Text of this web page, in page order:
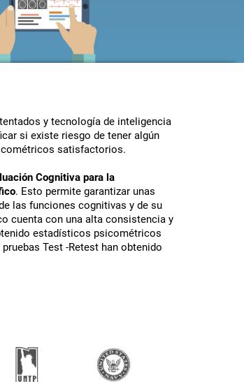
y tecnología de inteligencia
si existe riesgo de tener algún
satisfactorios.
Cognitiva para la
. Esto permite garantizar unas
las funciones cognitivas y de su
cuenta con una alta consistencia y
estadísticos psicométricos
Test -Retest han obtenido